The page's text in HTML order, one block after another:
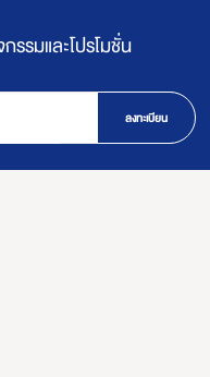
รรมและโปรโมชั่น
ลงทะเบียน